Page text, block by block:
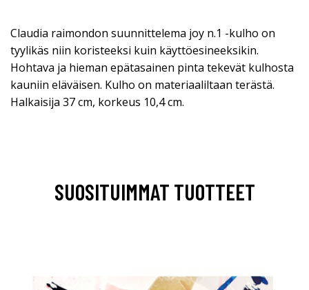
Claudia raimondon suunnittelema joy n.1 -kulho on
tyylikäs niin koristeeksi kuin käyttöesineeksikin.
Hohtava ja hieman epätasainen pinta tekevät kulhosta
kauniin eläväisen. Kulho on materiaaliltaan terästä.
Halkaisija 37 cm, korkeus 10,4 cm.
SUOSITUIMMAT TUOTTEET